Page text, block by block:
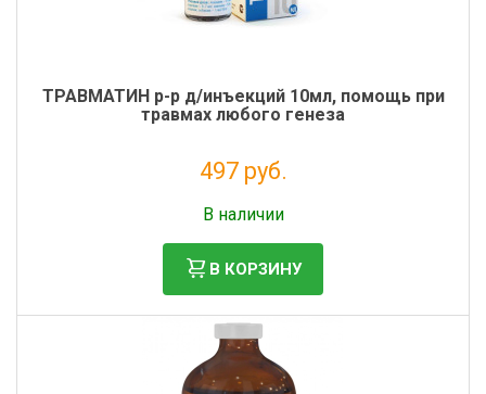
ТРАВМАТИН р-р д/инъекций 10мл, помощь при
травмах любого генеза
497 руб.
В наличии
В КОРЗИНУ